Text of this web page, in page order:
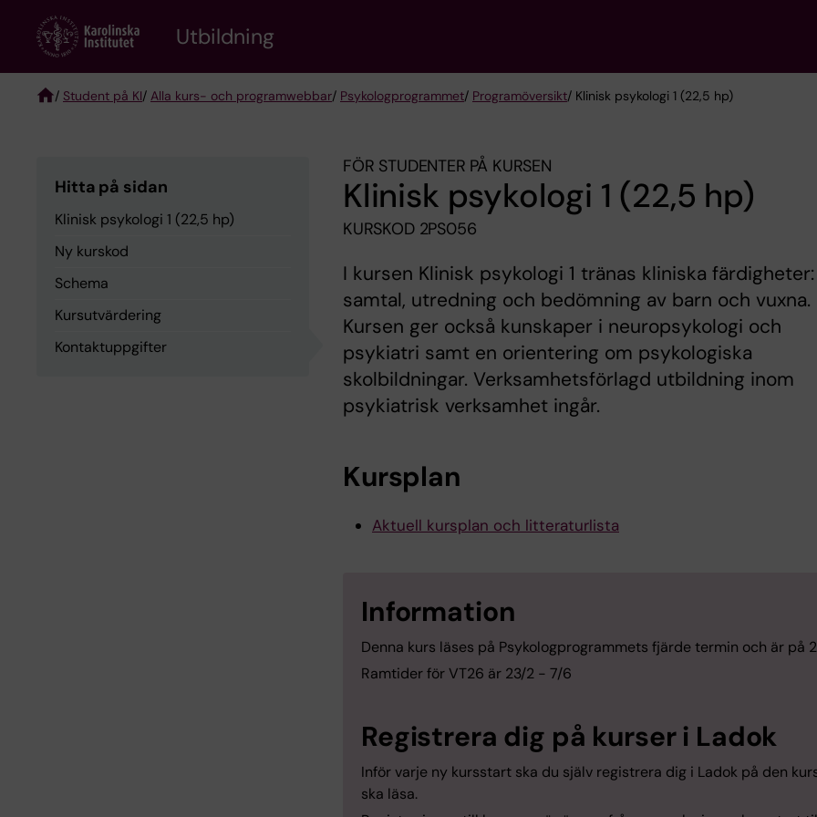
content
Utbildning
/ Student på KI/ Alla kurs- och programwebbar/ Psykologprogrammet/ Programöversikt/ Klinisk psykologi 1 (22,5 hp)
Hitta på sidan
Klinisk psykologi 1 (22,5 hp)
Ny kurskod
Schema
Kursutvärdering
Kontaktuppgifter
FÖR STUDENTER PÅ KURSEN
Klinisk psykologi 1 (22,5 hp)
KURSKOD 2PS056
I kursen Klinisk psykologi 1 tränas kliniska färdigheter:
samtal, utredning och bedömning av barn och vuxna.
Kursen ger också kunskaper i neuropsykologi och
psykiatri samt en orientering om psykologiska
skolbildningar. Verksamhetsförlagd utbildning inom
psykiatrisk verksamhet ingår.
Kursplan
Aktuell kursplan och litteraturlista
Information
Denna kurs läses på Psykologprogrammets fjärde termin och är på
Ramtider för VT26 är 23/2 - 7/6
Registrera dig på kurser i Ladok
Inför varje ny kursstart ska du själv registrera dig i Ladok på den
ska läsa.